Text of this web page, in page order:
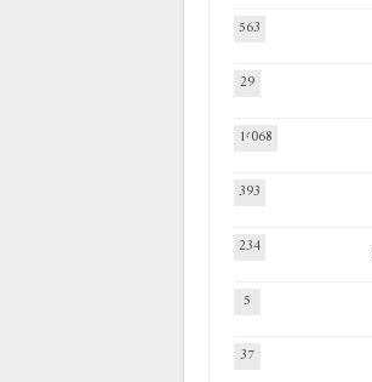
563
29
1٬068
393
234
5
37